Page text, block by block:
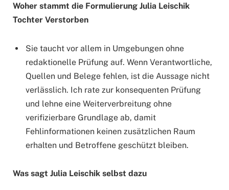
Woher stammt die Formulierung Julia Leischik
Tochter Verstorben
Sie taucht vor allem in Umgebungen ohne
redaktionelle Prüfung auf. Wenn Verantwortliche,
Quellen und Belege fehlen, ist die Aussage nicht
verlässlich. Ich rate zur konsequenten Prüfung
und lehne eine Weiterverbreitung ohne
verifizierbare Grundlage ab, damit
Fehlinformationen keinen zusätzlichen Raum
erhalten und Betroffene geschützt bleiben.
Was sagt Julia Leischik selbst dazu